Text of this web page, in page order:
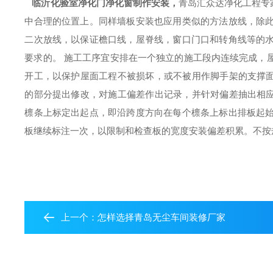
临沂化验室净化门净化窗制作安装 ，青岛汇众达净化工程
中合理的位置上。同样墙板安装也应用类似的方法放线，除
二次放线，以保证檐口线，屋脊线，窗口门口和转角线等
要求的。 施工工序宜安排在一个独立的施工段内连续完成
开工，以保护屋面工程不被损坏，或不被用作脚手架的支
的部分提出修改，对施工偏差作出记录，并针对偏差抽出
檩条上标定出起点，即沿跨度方向在每个檩条上标出排板起
板继续标注一次，以限制和检查板的宽度安装偏差积累。不
上一个：怎样选择青岛无尘车间装修厂家